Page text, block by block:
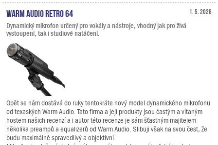
1. 5. 2026
Warm Audio Retro 64
Dynamický mikrofon určený pro vokály a nástroje, vhodný jak pro živá
vystoupení, tak i studiové natáčení.
Opět se nám dostává do ruky tentokráte nový model dynamického mikrofonu
od texaských Warm Audio. Tato firma a její produkty jsou častým a vítaným
hostem našich recenzí a i autor této recenze je sám šťastným majitelem
několika preampů a equalizerů od Warm Audio. Slibuji však na svou čest, že
budu maximálně spravedlivý a objektivní.